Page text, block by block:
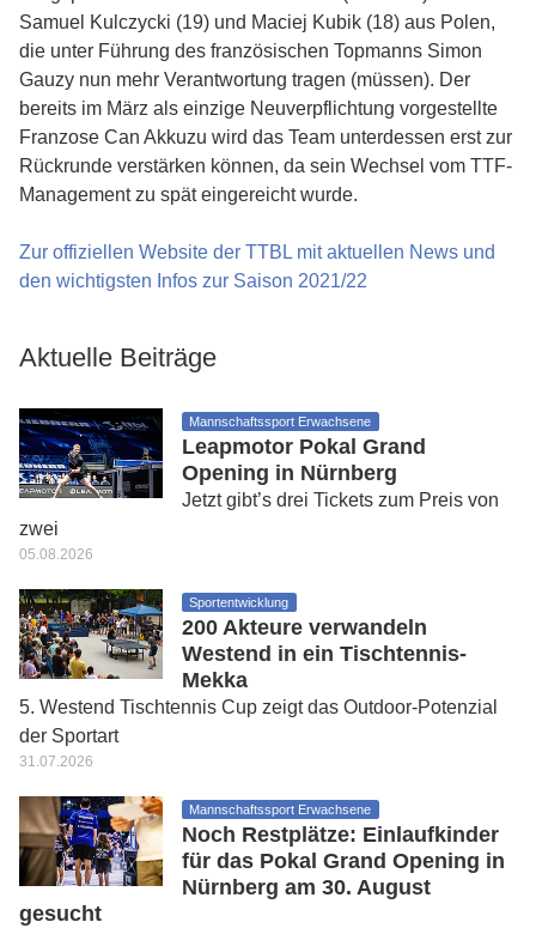
Samuel Kulczycki (19) und Maciej Kubik (18) aus Polen,
die unter Führung des französischen Topmanns Simon
Gauzy nun mehr Verantwortung tragen (müssen). Der
bereits im März als einzige Neuverpflichtung vorgestellte
Franzose Can Akkuzu wird das Team unterdessen erst zur
Rückrunde verstärken können, da sein Wechsel vom TTF-
Management zu spät eingereicht wurde.
Zur offiziellen Website der TTBL mit aktuellen News und
den wichtigsten Infos zur Saison 2021/22
Aktuelle Beiträge
Mannschaftssport Erwachsene
Leapmotor Pokal Grand
Opening in Nürnberg
Jetzt gibt’s drei Tickets zum Preis von
zwei
05.08.2026
Sportentwicklung
200 Akteure verwandeln
Westend in ein Tischtennis-
Mekka
5. Westend Tischtennis Cup zeigt das Outdoor-Potenzial
der Sportart
31.07.2026
Mannschaftssport Erwachsene
Noch Restplätze: Einlaufkinder
für das Pokal Grand Opening in
Nürnberg am 30. August
gesucht